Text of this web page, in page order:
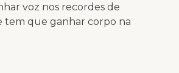
voz nos recordes de
tem que ganhar corpo na